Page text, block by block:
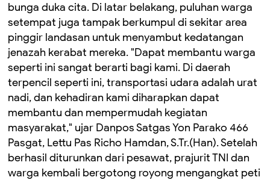
bunga duka cita. Di latar belakang, puluhan warga
setempat juga tampak berkumpul di sekitar area
pinggir landasan untuk menyambut kedatangan
jenazah kerabat mereka. "Dapat membantu warga
seperti ini sangat berarti bagi kami. Di daerah
terpencil seperti ini, transportasi udara adalah urat
nadi, dan kehadiran kami diharapkan dapat
membantu dan mempermudah kegiatan
masyarakat," ujar Danpos Satgas Yon Parako 466
Pasgat, Lettu Pas Richo Hamdan, S.Tr.(Han). Setelah
berhasil diturunkan dari pesawat, prajurit TNI dan
warga kembali bergotong royong mengangkat peti